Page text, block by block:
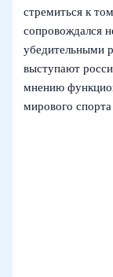
стремиться к
сопровождался
убедительными
выступают
мнению
мирового